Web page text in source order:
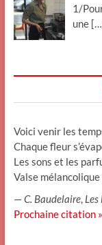
1/
une
Voici venir les
Chaque fleur
Les sons et les
Valse
—C. Baudelaire,
Prochaine citation »